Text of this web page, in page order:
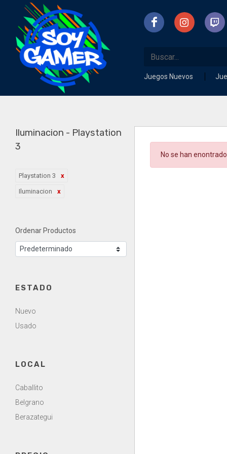
Juegos Nuevos
Iluminacion - Playstation
3
Playstation 3
Iluminacion
Ordenar Productos
ESTADO
Nuevo
Usado
LOCAL
Caballito
Belgrano
Berazategui
No se han